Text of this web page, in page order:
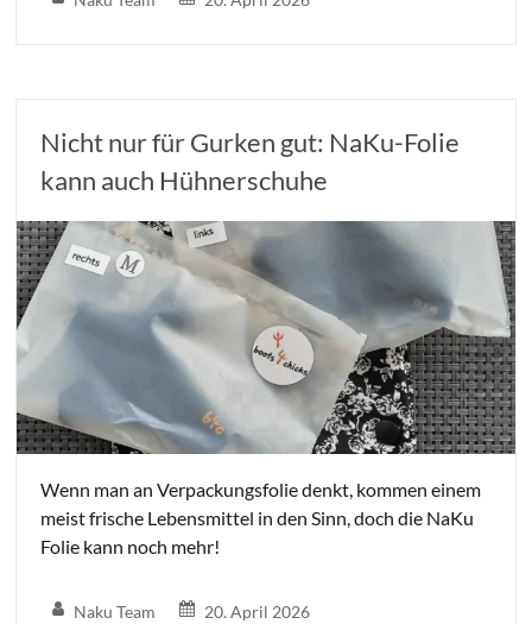
Nicht nur für Gurken gut: NaKu-Folie
kann auch Hühnerschuhe
Wenn man an Verpackungsfolie denkt, kommen einem
meist frische Lebensmittel in den Sinn, doch die NaKu
Folie kann noch mehr!
Naku Team 20. April 2026